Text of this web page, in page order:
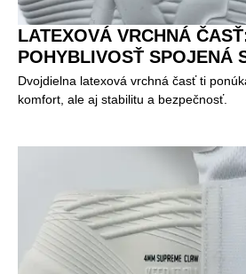
LATEXOVÁ VRCHNÁ
POHYBLIVOSŤ SPOJENÁ
Dvojdielna latexová vrchná časť ti
komfort, ale aj stabilitu a bezpečnosť.